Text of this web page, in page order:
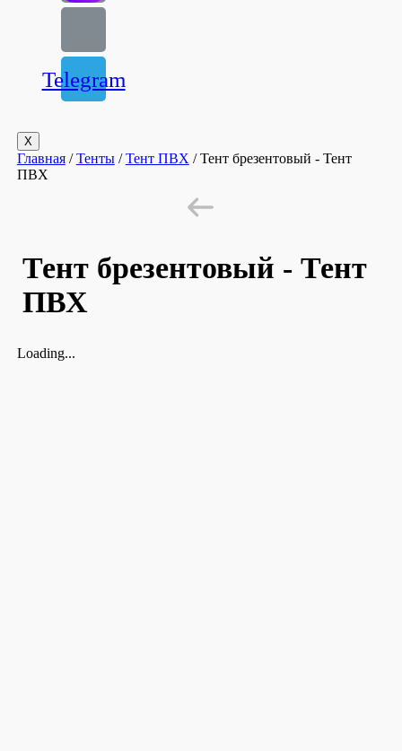
Telegram
X
Главная/Тенты/Тент ПВХ / Тент брезентовый - Тент
ПВХ
Тент брезентовый - Тент
ПВХ
Loading...